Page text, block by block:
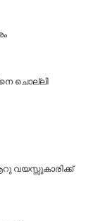
ചൊല്ലി
വയസ്സുകാരിക്ക്